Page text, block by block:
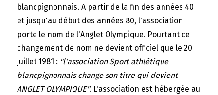
blancpignonnais. A partir de la fin des années 40
et jusqu'au début des années 80, l'association
porte le nom de l'Anglet Olympique. Pourtant ce
changement de nom ne devient officiel que le 20
juillet 1981 : "l'association Sport athlétique
blancpignonnais change son titre qui devient
ANGLET OLYMPIQUE". L'association est hébergée au